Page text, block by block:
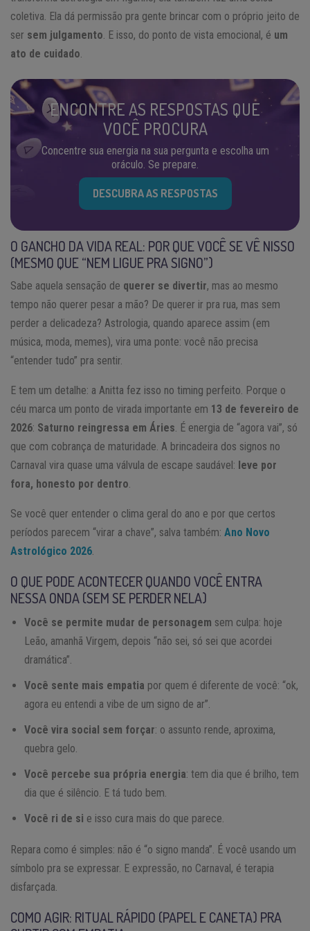
coletiva. Ela dá permissão pra gente brincar com o próprio jeito de
ser sem julgamento . E isso, do ponto de vista emocional, é um
ato de cuidado
ENCONTRE AS RESPOSTAS QUE
VOCÊ PROCURA
Concentre sua energia na sua pergunta e escolha um
oráculo. Se prepare.
DESCUBRA AS RESPOSTAS
O GANCHO DA VIDA REAL: POR QUE VOCÊ SE VÊ NISSO
(MESMO QUE “NEM LIGUE PRA SIGNO”)
Sabe aquela sensação de querer se divertir, mas ao mesmo
tempo não querer pesar a mão? De querer ir pra rua, mas sem
perder a delicadeza? Astrologia, quando aparece assim (em
música, moda, memes), vira uma ponte: você não precisa
“entender tudo” pra sentir.
E tem um detalhe: a Anitta fez isso no timing perfeito. Porque o
céu marca um ponto de virada importante em 13 de fevereiro de
2026: Saturno reingressa em Áries . É energia de “agora vai”, só
que com cobrança de maturidade. A brincadeira dos signos no
Carnaval vira quase uma válvula de escape saudável: leve por
fora, honesto por dentro
Se você quer entender o clima geral do ano e por que certos
períodos parecem “virar a chave”, salva também: Ano Novo
Astrológico 2026
O QUE PODE ACONTECER QUANDO VOCÊ ENTRA
NESSA ONDA (SEM SE PERDER NELA)
Você se permite mudar de personagem sem culpa: hoje
Leão, amanhã Virgem, depois “não sei, só sei que acordei
dramática”.
Você sente mais empatia por quem é diferente de você: “ok,
agora eu entendi a vibe de um signo de ar”.
Você vira social sem forçar: o assunto rende, aproxima,
quebra gelo.
Você percebe sua própria energia: tem dia que é brilho, tem
dia que é silêncio. E tá tudo bem.
Você ri de si e isso cura mais do que parece.
Repara como é simples: não é “o signo manda”. É você usando um
símbolo pra se expressar. E expressão, no Carnaval, é terapia
disfarçada.
COMO AGIR: RITUAL RÁPIDO (PAPEL E CANETA) PRA